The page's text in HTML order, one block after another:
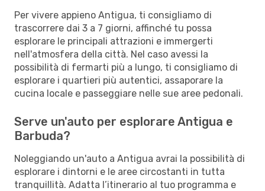
Per vivere appieno Antigua, ti consigliamo di
trascorrere dai 3 a 7 giorni, affinché tu possa
esplorare le principali attrazioni e immergerti
nell'atmosfera della città. Nel caso avessi la
possibilità di fermarti più a lungo, ti consigliamo di
esplorare i quartieri più autentici, assaporare la
cucina locale e passeggiare nelle sue aree pedonali.
Serve un'auto per esplorare Antigua e
Barbuda?
Noleggiando un'auto a Antigua avrai la possibilità di
esplorare i dintorni e le aree circostanti in tutta
tranquillità. Adatta l’itinerario al tuo programma e